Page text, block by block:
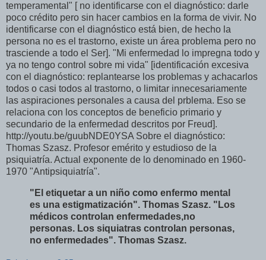
temperamental" [ no identificarse con el diagnóstico: darle
poco crédito pero sin hacer cambios en la forma de vivir. No
identificarse con el diagnóstico está bien, de hecho la
persona no es el trastorno, existe un área problema pero no
trasciende a todo el Ser]. "Mi enfermedad lo impregna todo y
ya no tengo control sobre mi vida" [identificación excesiva
con el diagnóstico: replantearse los problemas y achacarlos
todos o casi todos al trastorno, o limitar innecesariamente
las aspiraciones personales a causa del prblema. Eso se
relaciona con los conceptos de beneficio primario y
secundario de la enfermedad descritos por Freud].
http://youtu.be/guubNDE0YSA Sobre el diagnóstico:
Thomas Szasz. Profesor emérito y estudioso de la
psiquiatría. Actual exponente de lo denominado en 1960-
1970 "Antipsiquiatría".
"El etiquetar a un niño como enfermo mental
es una estigmatización". Thomas Szasz. "Los
médicos controlan enfermedades,no
personas. Los siquiatras controlan personas,
no enfermedades". Thomas Szasz.